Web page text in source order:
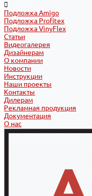
Подложка Amigo
Подложка Profitex
Подложка VinyFlex
Статьи
Видеогалерея
Дизайнерам
О компании
Новости
Инструкции
Наши проекты
Контакты
Дилерам
Рекламная продукция
Документация
О нас